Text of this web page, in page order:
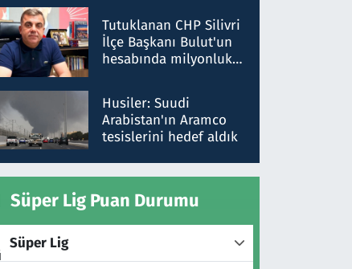
düşürüldüğü" iddiasını
yalanladı
Tutuklanan CHP Silivri
İlçe Başkanı Bulut'un
hesabında milyonluk
talimat verdi, ben
gönderdim
Husiler: Suudi
Arabistan'ın Aramco
tesislerini hedef aldık
Süper Lig Puan Durumu
Süper Lig